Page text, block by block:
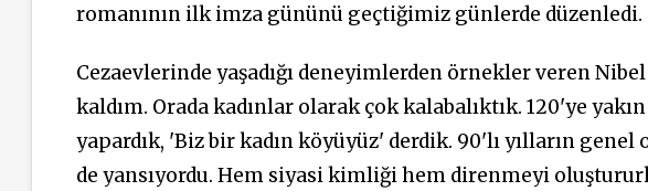
romanının ilk imza gününü geçtiğimiz günlerde düzenledi.
Cezaevlerinde yaşadığı deneyimlerden örnekler veren
kaldım. Orada kadınlar olarak çok kalabalıktık. 120'ye
yapardık, 'Biz bir kadın köyüyüz' derdik. 90'lı yılların
de yansıyordu. Hem siyasi kimliği hem direnmeyi